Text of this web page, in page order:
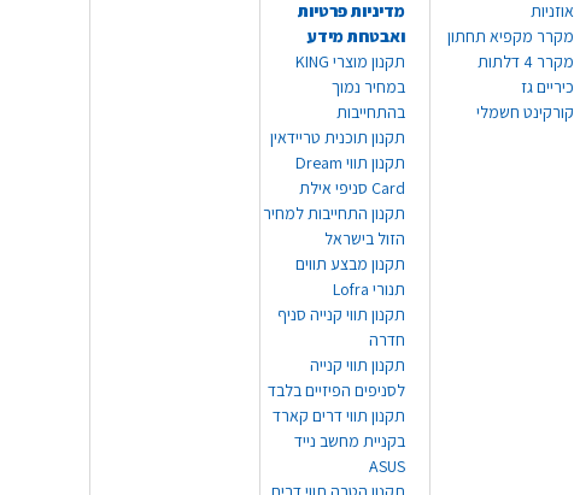
אוזניות
מקרר מקפיא תחתון
מקרר 4 דלתות
כיריים גז
קורקינט חשמלי
מדיניות פרטיות
ואבטחת מידע
תקנון מוצרי KING
במחיר נמוך
בהתחייבות
תקנון תוכנית טריידאין
תקנון תווי Dream
Card סניפי אילת
תקנון התחייבות למחיר
הזול בישראל
תקנון מבצע תווים
תנורי Lofra
תקנון תווי קנייה סניף
חדרה
תקנון תווי קנייה
לסניפים הפיזיים בלבד
תקנון תווי דרים קארד
בקניית מחשב נייד
ASUS